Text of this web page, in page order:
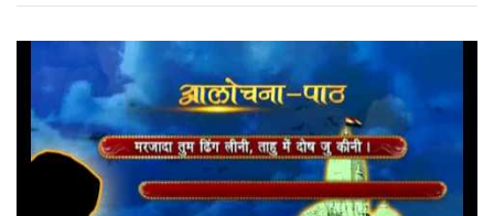
Parv
About
Us